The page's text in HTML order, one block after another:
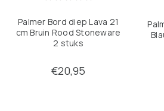
Palmer Bord diep Lava 21
cm Bruin Rood Stoneware
2 stuks
€20,95